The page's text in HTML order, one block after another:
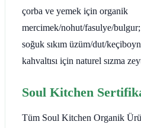
çorba ve yemek için organik
mercimek/nohut/fasulye/
soğuk sıkım üzüm/dut/
kahvaltısı için naturel sızma
Soul Kitchen
Tüm Soul Kitchen Organik